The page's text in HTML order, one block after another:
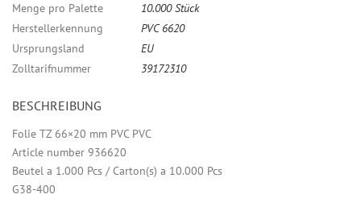
Menge pro Palette
10.000 Stück
Herstellerkennung
PVC 6620
Ursprungsland
EU
Zolltarifnummer
39172310
BESCHREIBUNG
Folie TZ 66×20 mm PVC PVC
Article number 936620
Beutel a 1.000 Pcs / Carton(s) a 10.000 Pcs
G38-400